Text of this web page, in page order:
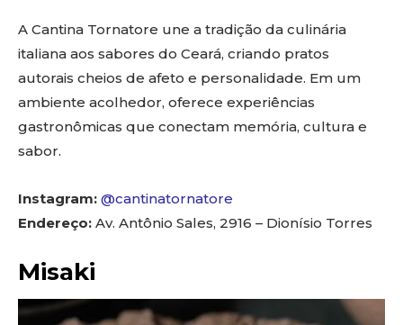
A Cantina Tornatore une a tradição da culinária
italiana aos sabores do Ceará, criando pratos
autorais cheios de afeto e personalidade. Em um
ambiente acolhedor, oferece experiências
gastronômicas que conectam memória, cultura e
sabor.
Instagram: @cantinatornatore
Endereço: Av. Antônio Sales, 2916 – Dionísio Torres
Misaki